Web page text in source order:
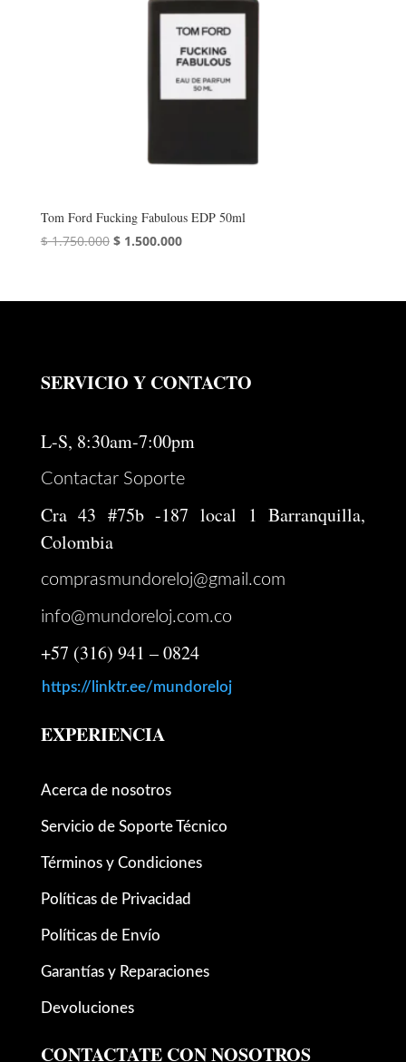
Tom Ford Fucking Fabulous EDP 50ml
$1.750.000 El
era:
$1.500.000El
es:
SERVICIO Y CONTACTO
L-S, 8:30am-7:00pm
Contactar Soporte
Cra 43 #75b -187 local 1 Barranquilla,
Colombia
comprasmundoreloj@gmail.com
info@mundoreloj.com.co
+57 (316) 941 – 0824
https://linktr.ee/mundoreloj
EXPERIENCIA
Acerca de nosotros
Servicio de Soporte Técnico
Términos y Condiciones
Políticas de Privacidad
Políticas de Envío
Garantías y Reparaciones
Devoluciones
CONTACTATE CON NOSOTROS